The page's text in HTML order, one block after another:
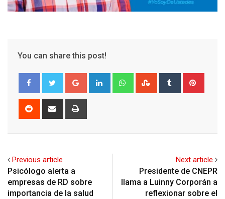
You can share this post!
Google+ LinkedIn WhatsappStumbleUpon
Tumblr
Reddit
Share
Previous article
Psicólogo alerta a
empresas de RD sobre
importancia de la salud
Next article
Presidente de CNEPR
llama a Luinny Corporán a
reflexionar sobre el